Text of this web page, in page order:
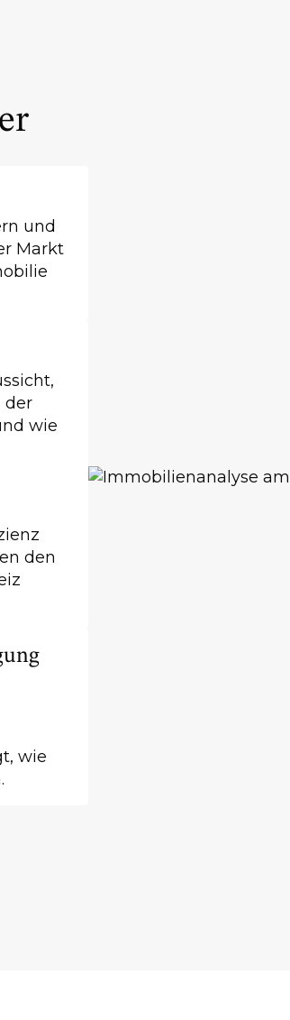
und
Markt
der
wie
den
wie